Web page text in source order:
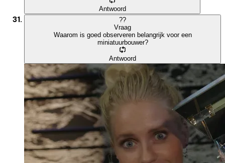
Antwoord
??
Vraag
Waarom is goed observeren belangrijk voor een
miniatuurbouwer?
Antwoord